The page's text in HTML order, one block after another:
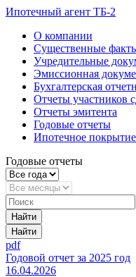
Ипотечный агент ТБ-2
О компании
Существенные
Учредительные
Эмиссионная
Бухгалтерская
Отчеты участников
Отчеты эмитента
Годовые отчеты
Ипотечное покрытие
Годовые отчеты
Найти
Найти
pdf
Годовой отчет за 2025 год
16.04.2026